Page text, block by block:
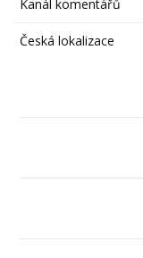
Kanál komentářů
Česká lokalizace